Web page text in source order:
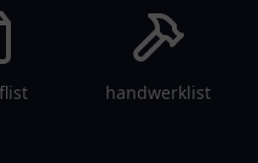
handwerklist